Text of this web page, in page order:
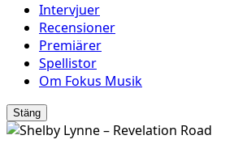
Intervjuer
Recensioner
Premiärer
Spellistor
Om Fokus Musik
Stäng